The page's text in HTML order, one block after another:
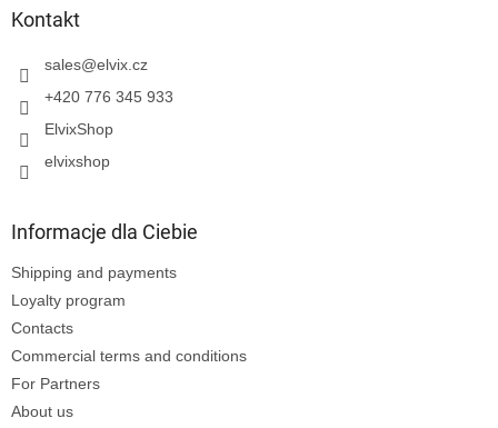
Kontakt
sales@elvix.cz
+420 776 345 933
ElvixShop
elvixshop
Informacje dla Ciebie
Shipping and payments
Loyalty program
Contacts
Commercial terms and conditions
For Partners
About us